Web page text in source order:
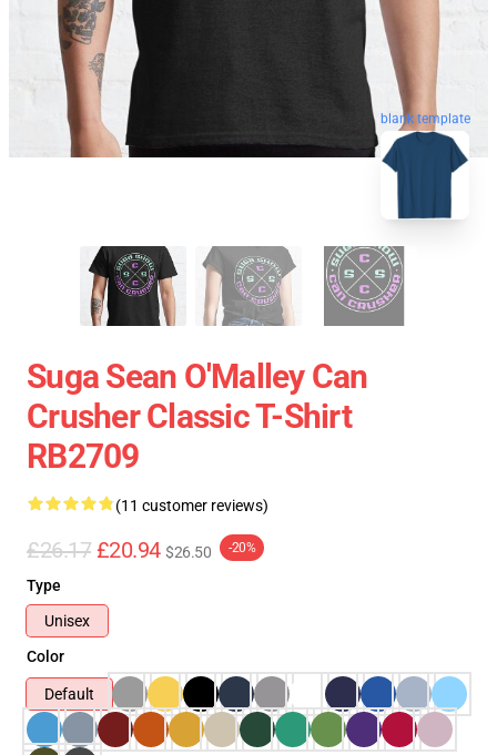
blank template
Suga Sean O'Malley Can
Crusher Classic T-Shirt
RB2709
(11 customer reviews)
£26.17 £20.94 $26.50 -20%
Type
Unisex
Color
Default